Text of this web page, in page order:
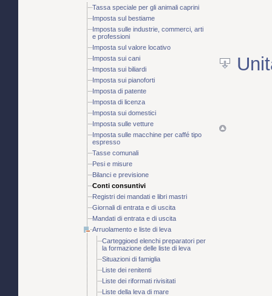
Tassa speciale per gli animali caprini
Imposta sul bestiame
Imposta sulle industrie, commerci, arti
e professioni
Imposta sul valore locativo
Imposta sui cani
Imposta sui biliardi
Imposta sui pianoforti
Imposta di patente
Imposta di licenza
Imposta sui domestici
Imposta sulle vetture
Imposta sulle macchine per caffé tipo
espresso
Tasse comunali
Pesi e misure
Bilanci e previsione
Conti consuntivi
Registri dei mandati e libri mastri
Giornali di entrata e di uscita
Mandati di entrata e di uscita
Arruolamento e liste di leva
Carteggioed elenchi preparatori per
la formazione delle liste di leva
Situazioni di famiglia
Liste dei renitenti
Liste dei riformati rivisitati
Liste della leva di mare